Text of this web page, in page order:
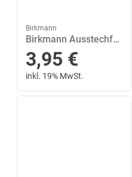
Birkmann
Birkmann Ausstechform »Haifisch 10 cm«, Edelstahl
3,95 €
inkl. 19% MwSt.